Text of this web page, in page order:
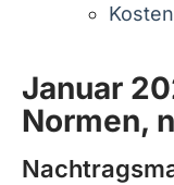
Januar
Normen,